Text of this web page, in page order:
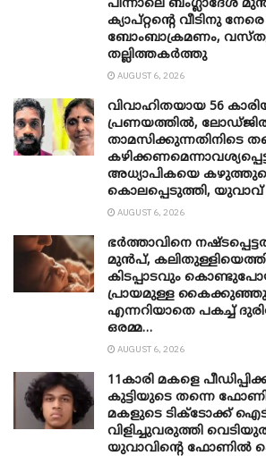
പിന്നാലെ ബംഗ്ലാദേശ് മുൻ
ക്യാപ്റ്റന്റെ വീടിനു
ബോംബാക്രമണം,
തല്ലിത്തകർത്തു
AUGUST 6, 2026
വിവാഹിതയായ 56
പ്രണയത്തിൽ,
താമസിക്കുന്നതിനിടെ
അധ്യാപികയെ
കൊലപ്പെടുത്തി, യുവാവ്
AUGUST 6, 2026
ഭർത്താവിനെ
മുൻപ്,
കിടപ്പാടവും
പ്രായമുള്ള
എന്നറിയാതെ പകച്ച്
ഒരമ്മ…
AUGUST 6, 2026
11കാരി മകളെ
കുട്ടിയുടെ തന്നെ
മകളുടെ ടിക്ടോക്ക്
വിളിച്ചുവരുത്തി
യുവാവിന്റെ ഫോണിൽ